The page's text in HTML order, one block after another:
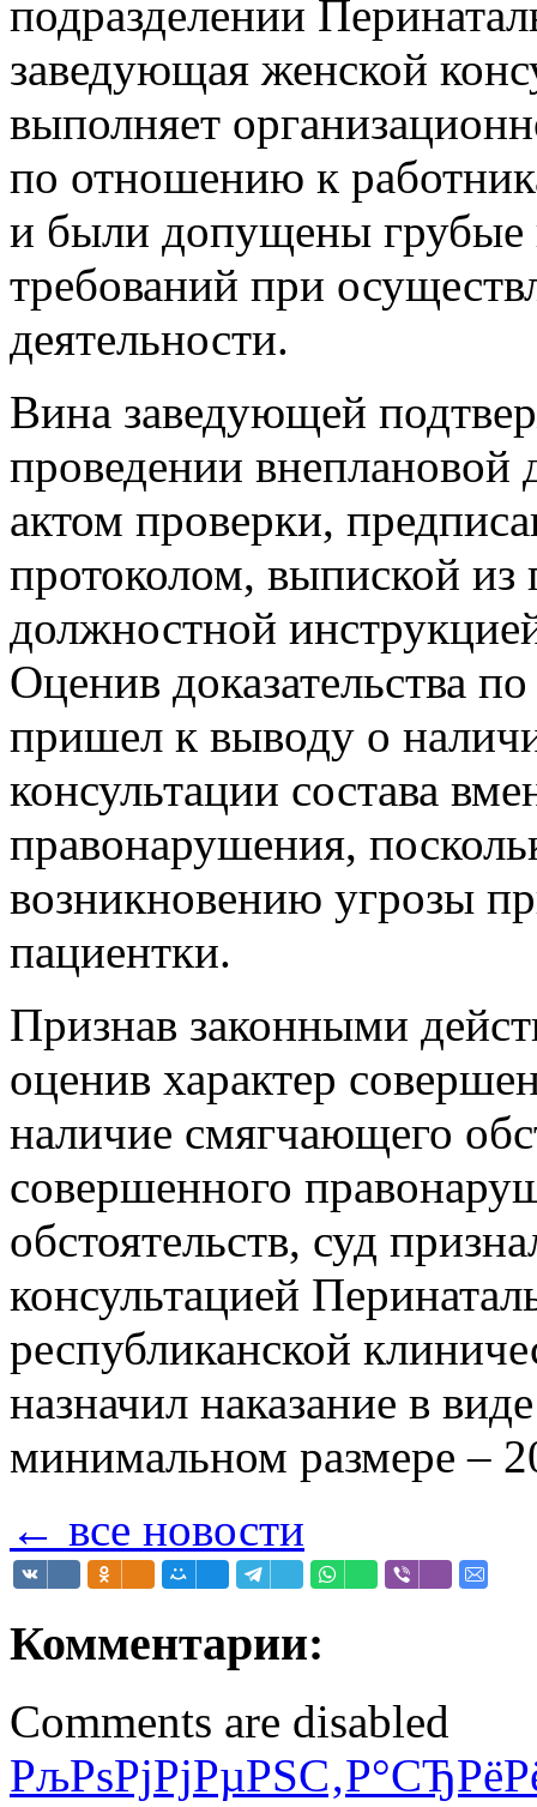
подразделении
заведующая женской
выполняет
по отношению к
и были допущены
требований при
деятельности.
Вина заведующей
проведении внеплановой
актом проверки,
протоколом, выпиской из
должностной
Оценив доказательства
пришел к выводу о
консультации состава
правонарушения,
возникновению угрозы
пациентки.
Признав законными
оценив характер
наличие смягчающего
совершенного
обстоятельств, суд
консультацией
республиканской
назначил наказание в
минимальном размере –
← все новости
Комментарии:
Comments are disabled